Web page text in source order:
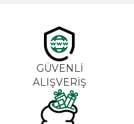
GÜVENLİ
ALIŞVERİŞ